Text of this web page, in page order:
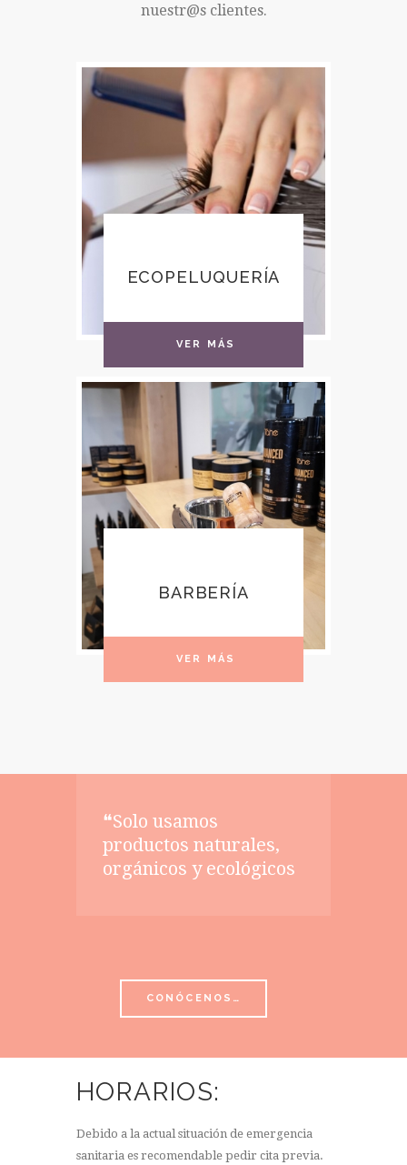
nuestr@s clientes.
ECOPELUQUERÍA
VER MÁS
BARBERÍA
VER MÁS
❝Solo usamos
productos naturales,
orgánicos y ecológicos
CONÓCENOS…
HORARIOS:
Debido a la actual situación de emergencia
sanitaria es recomendable pedir cita previa.